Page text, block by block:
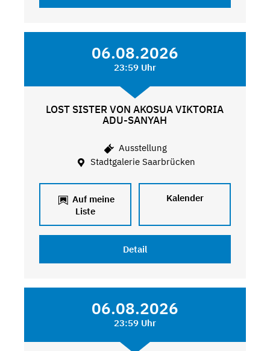
06.08.2026
23:59 Uhr
LOST SISTER VON AKOSUA VIKTORIA
ADU-SANYAH
Ausstellung
Stadtgalerie Saarbrücken
Auf meine
Liste
Kalender
Detail
06.08.2026
23:59 Uhr